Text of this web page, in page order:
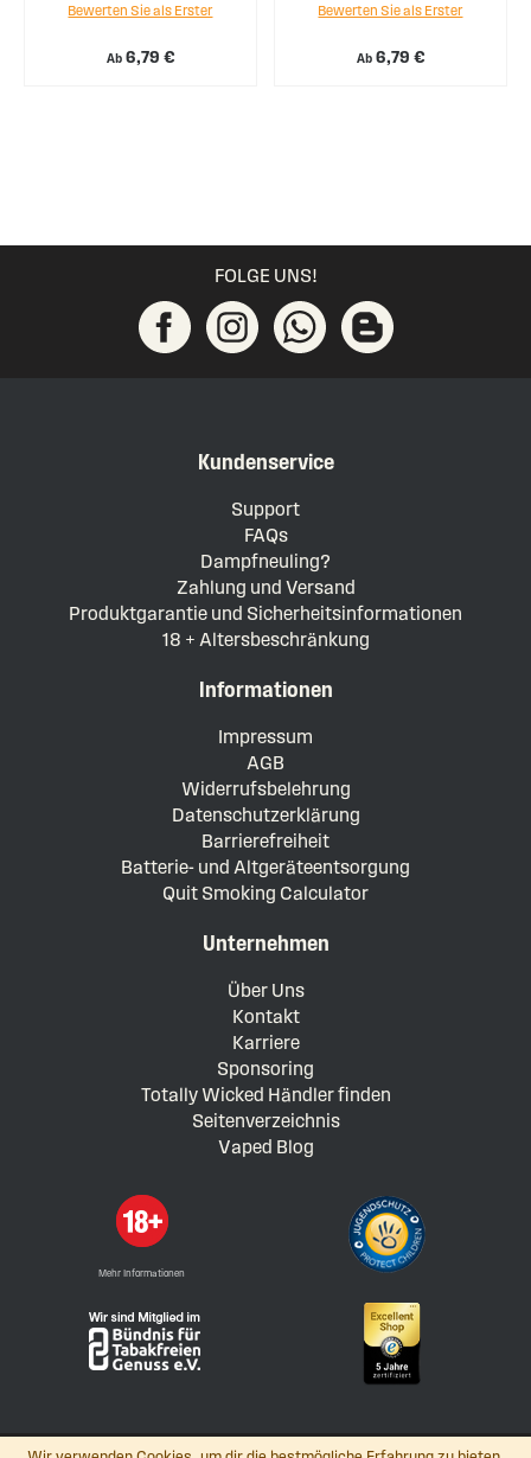
Ab 6,79 €
Bewerten Sie als Erster
Ab 6,79 €
Bewerten Sie als Erster
FOLGE UNS!
Kundenservice
Support
FAQs
Dampfneuling?
Zahlung und Versand
Produktgarantie und Sicherheitsinformationen
18 + Altersbeschränkung
Informationen
Impressum
AGB
Widerrufsbelehrung
Datenschutzerklärung
Barrierefreiheit
Batterie- und Altgeräteentsorgung
Quit Smoking Calculator
Unternehmen
Über Uns
Kontakt
Karriere
Sponsoring
Totally Wicked Händler finden
Seitenverzeichnis
Vaped Blog
Mehr Informationen